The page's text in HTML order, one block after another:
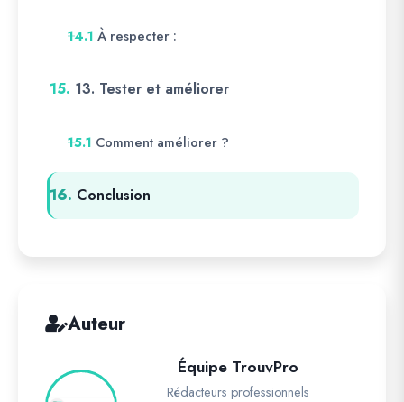
14.1 À respecter :
15. 13. Tester et améliorer
15.1 Comment améliorer ?
16. Conclusion
Auteur
Équipe TrouvPro
Rédacteurs professionnels